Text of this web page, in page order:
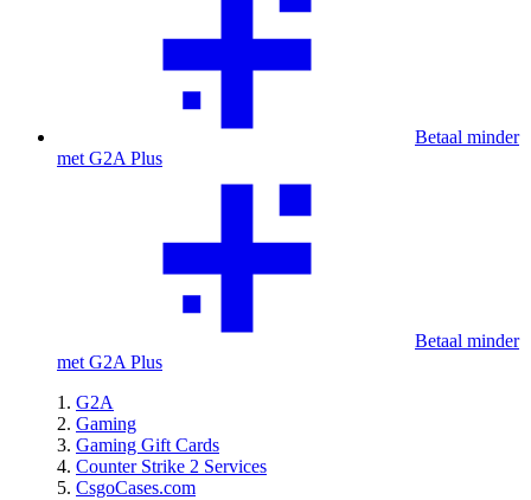
Betaal minder
met G2A Plus
Betaal minder
met G2A Plus
G2A
Gaming
Gaming Gift Cards
Counter Strike 2 Services
CsgoCases.com